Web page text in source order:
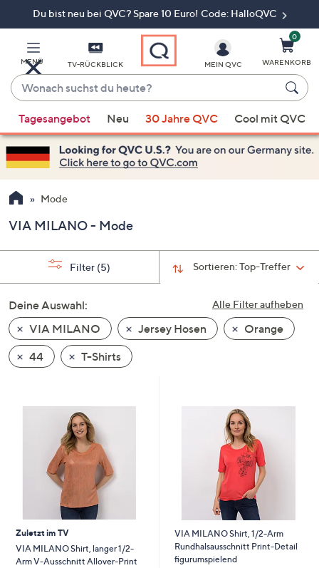
Du bist neu bei QVC? Spare 10 Euro! Code: HalloQVC
MENÜ TV-RÜCKBLICK
Wonach
suchst
du
heute?
Vorschläge
verfügbar
sind,
verwenden
Sie
Pfeiltasten
nach
und
nach
unten
oder
wischen
Sie
diese
anzuzeigen.
MEIN QVC
0
WARENKORB
Tagesangebot Neu 30 Jahre QVC Cool mit QVC
Mode
VIA MILANO - Mode
Sortieren:Top-Treffer
Filter (5)
Alle Filter aufheben
Deine Auswahl:
VIA MILANO
Jersey Hosen
Orange
44
T-Shirts
Zuletzt im TV
VIA MILANO Shirt, langer 1/2-
Arm V-Ausschnitt Allover-Print
VIA MILANO Shirt, 1/2-Arm
Rundhalsausschnitt Print-Detail
figurumspielend